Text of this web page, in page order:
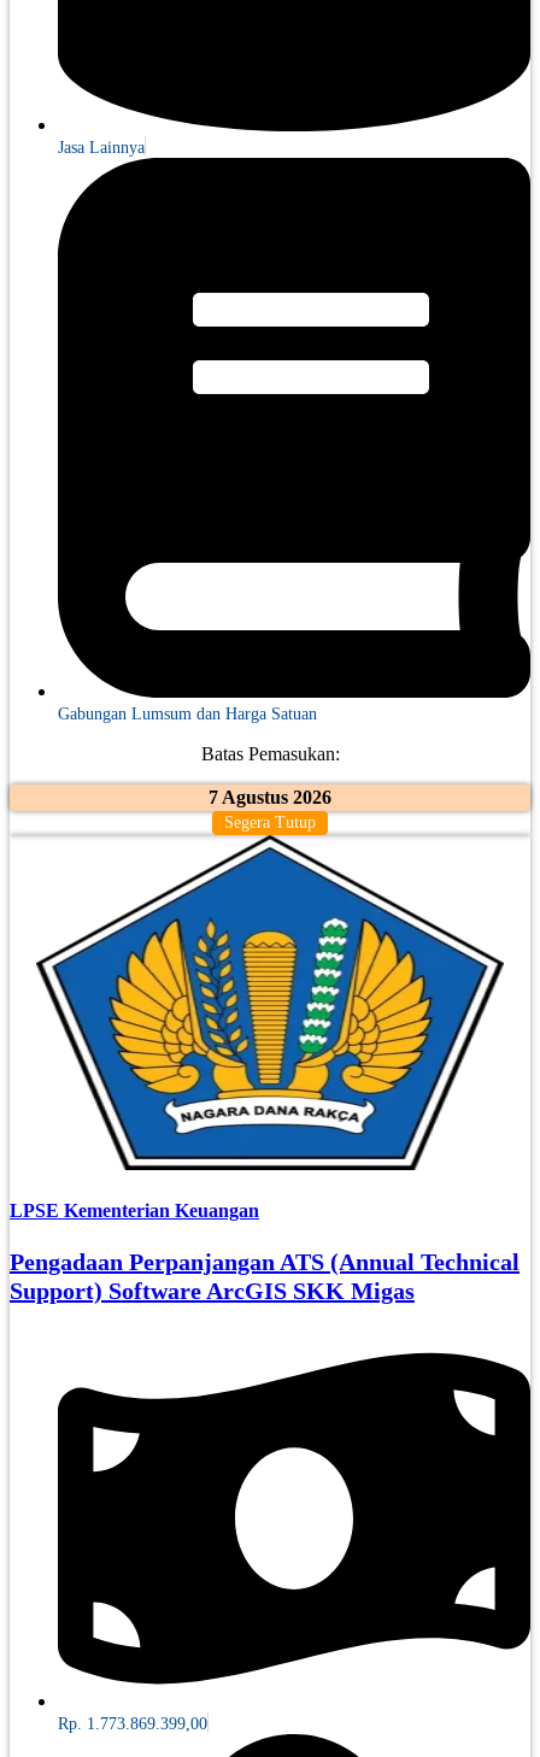
Jasa Lainnya
Gabungan Lumsum dan Harga Satuan
Batas Pemasukan:
7 Agustus 2026
Segera Tutup
LPSE Kementerian Keuangan
Pengadaan Perpanjangan ATS (Annual Technical
Support) Software ArcGIS SKK Migas
Rp. 1.773.869.399,00